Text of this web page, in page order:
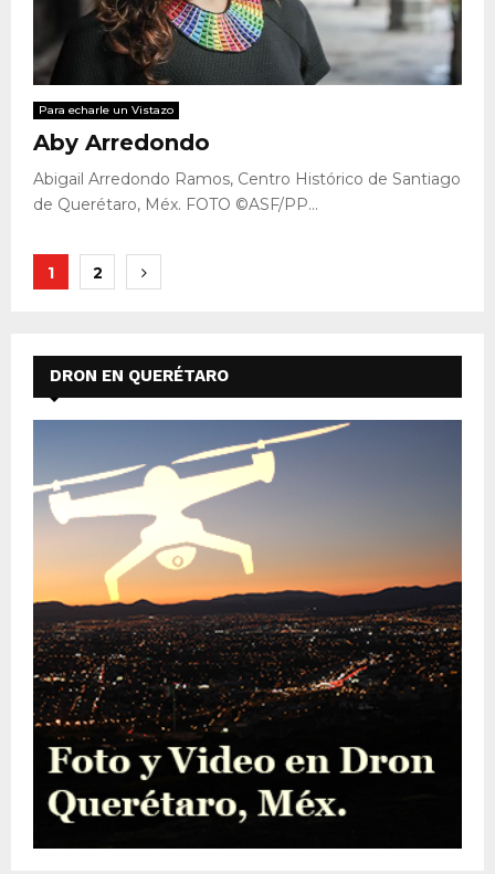
Para echarle un Vistazo
Aby Arredondo
Abigail Arredondo Ramos, Centro Histórico de Santiago
de Querétaro, Méx. FOTO ©ASF/PP...
Paginación
entradas
1 2
DRON EN QUERÉTARO